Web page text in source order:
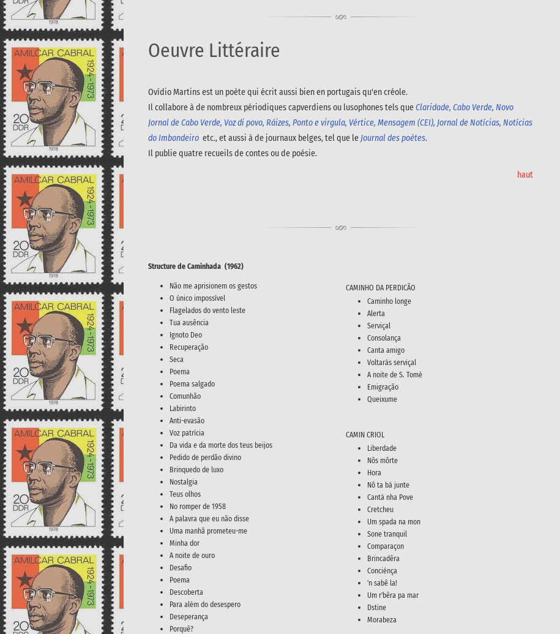
Oeuvre Littéraire
Ovídio Martins est un poète qui écrit aussi bien en portugais qu'en créole.
Il collabore à de nombreux périodiques capverdiens ou lusophones tels queClaridade, Cabo Verde, Novo
Jornal de Cabo Verde, Voz di povo, Ráizes, Ponto e virgula, Vértice, Mensagem (CEI), Jornal de Notícias, Notícias
do Imbondeiro etc., et aussi à de journaux belges, tel que le Journal des poètes.
Il publie quatre recueils de contes ou de poésie.
haut
Structure de Caminhada (1962)
Não me aprisionem os gestos
O único impossível
Flagelados do vento leste
Tua ausência
Ignoto Deo
Recuperação
Seca
Poema
Poema salgado
Comunhão
Labirinto
Anti-evasão
Voz patrícia
Da vida e da morte dos teus beijos
Pedido de perdão divino
Brinquedo de luxo
Nostalgia
Teus olhos
No romper de 1958
A palavra que eu não disse
Uma manhã prometeu-me
Minha dor
A noite de ouro
Desafio
Poema
Descoberta
Para além do desespero
Deseperança
Porquê?
CAMINHO DA PERDICÃO
Caminho longe
Alerta
Serviçal
Consolança
Canta amigo
Voltarás serviçal
A noite de S. Tomé
Emigração
Queixume
CAMIN CRIOL
Liberdade
Nôs môrte
Hora
Nô ta bá junte
Cantá nha Pove
Cretcheu
Um spada na mon
Sone tranquil
Comparaçon
Brincadêra
Conciénça
'n sabê la!
Um r'bêra pa mar
Dstine
Morabeza